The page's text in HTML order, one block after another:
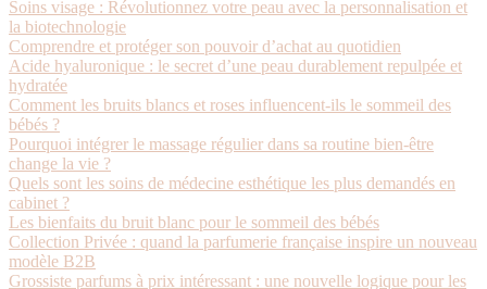
Soins visage : Révolutionnez votre peau avec la personnalisation et
la biotechnologie
Comprendre et protéger son pouvoir d’achat au quotidien
Acide hyaluronique : le secret d’une peau durablement repulpée et
hydratée
Comment les bruits blancs et roses influencent-ils le sommeil des
bébés ?
Pourquoi intégrer le massage régulier dans sa routine bien-être
change la vie ?
Quels sont les soins de médecine esthétique les plus demandés en
cabinet ?
Les bienfaits du bruit blanc pour le sommeil des bébés
Collection Privée : quand la parfumerie française inspire un nouveau
modèle B2B
Grossiste parfums à prix intéressant : une nouvelle logique pour les